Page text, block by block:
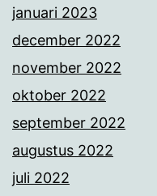
januari 2023
december 2022
november 2022
oktober 2022
september 2022
augustus 2022
juli 2022